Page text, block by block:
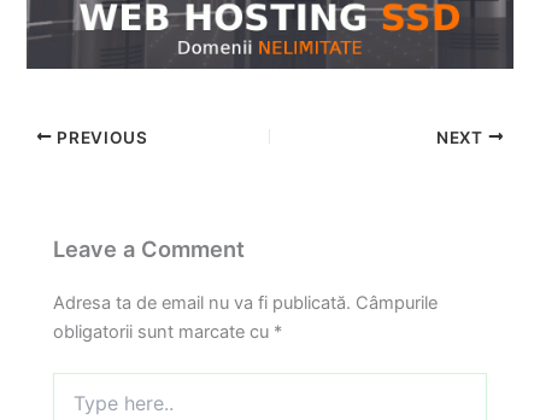
PREVIOUS NEXT
Leave a Comment
Adresa ta de email nu va fi publicată. Câmpurile
obligatorii sunt marcate cu *
here..